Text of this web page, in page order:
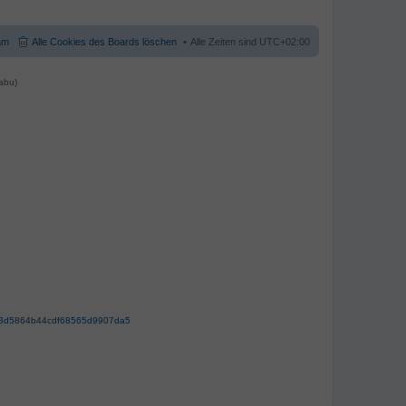
Alle Zeiten sind UTC+02:00
Alle Cookies des Boards löschen